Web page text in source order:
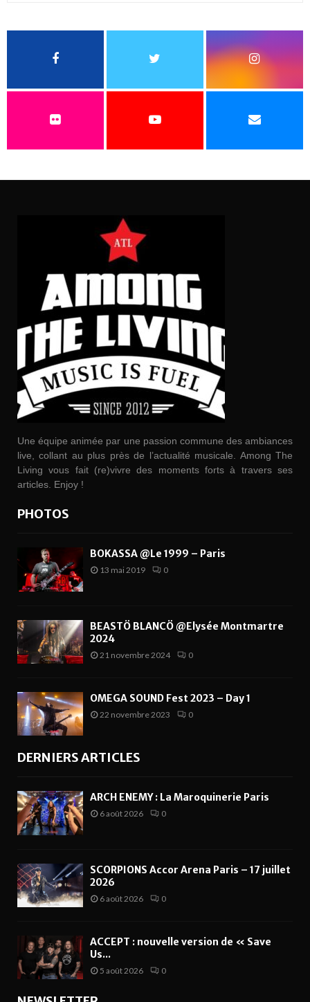
Une équipe animée par une passion commune des ambiances
live, collant au plus près de l’actualité musicale. Among The
Living vous fait (re)vivre des moments forts à travers ses
articles. Enjoy !
PHOTOS
BOKASSA @Le 1999 – Paris
13 mai 2019 0
BEASTÖ BLANCÖ @Elysée Montmartre
2024
21 novembre 2024 0
OMEGA SOUND Fest 2023 – Day 1
22 novembre 2023 0
DERNIERS ARTICLES
ARCH ENEMY : La Maroquinerie Paris
6 août 2026 0
SCORPIONS Accor Arena Paris – 17 juillet
2026
6 août 2026 0
ACCEPT : nouvelle version de « Save
Us...
5 août 2026 0